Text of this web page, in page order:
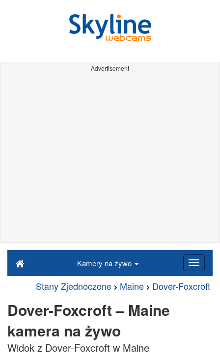
Advertisement
Kamery na żywo
Stany Zjednoczone Maine Dover-Foxcroft
Dover-Foxcroft – Maine
kamera na żywo
Widok z Dover-Foxcroft w Maine